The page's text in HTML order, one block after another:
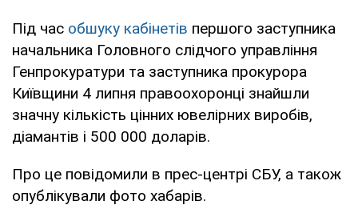
Під час обшуку кабінетів першого заступника
начальника Головного слідчого управління
Генпрокуратури та заступника прокурора
Київщини 4 липня правоохоронці знайшли
значну кількість цінних ювелірних виробів,
діамантів і 500 000 доларів.
Про це повідомили в прес-центрі СБУ, а також
опублікували фото хабарів.